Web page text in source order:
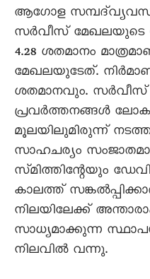
ആഗോള
സർവീസ് മേഖലയുടെ
4.28 ശതമാനം
മേഖലയുടേത്.
ശതമാനവും. സർവീസ്
പ്രവർത്തനങ്ങൾ
മൂലയിലുമിരുന്ന്
സാഹചര്യം
സ്മിത്തിന്റേയും
കാലത്ത്
നിലയിലേക്ക്
സാധ്യമാക്കുന്ന
നിലവിൽ വന്നു.